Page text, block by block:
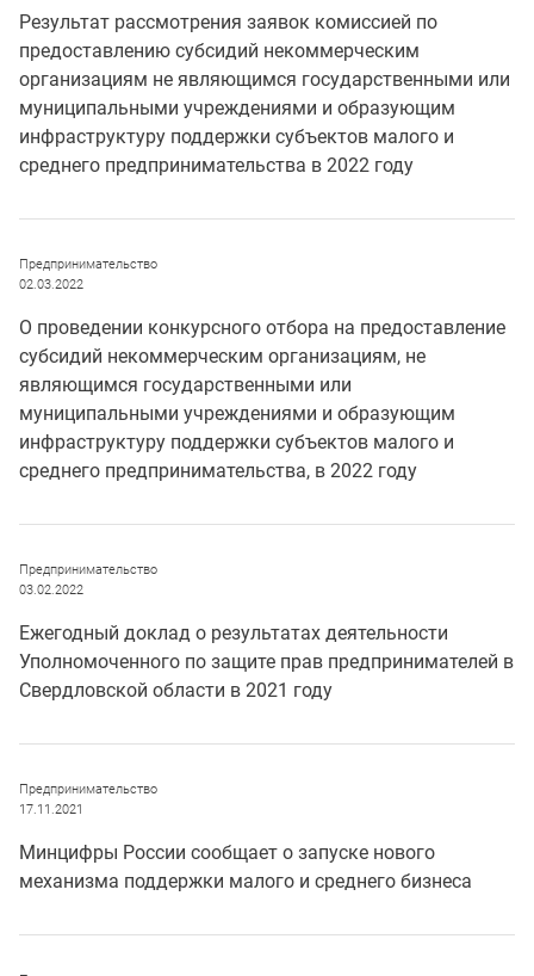
Результат рассмотрения заявок комиссией по
предоставлению субсидий некоммерческим
организациям не являющимся государственными или
муниципальными учреждениями и образующим
инфраструктуру поддержки субъектов малого и
среднего предпринимательства в 2022 году
Предпринимательство
02.03.2022
О проведении конкурсного отбора на предоставление
субсидий некоммерческим организациям, не
являющимся государственными или
муниципальными учреждениями и образующим
инфраструктуру поддержки субъектов малого и
среднего предпринимательства, в 2022 году
Предпринимательство
03.02.2022
Ежегодный доклад о результатах деятельности
Уполномоченного по защите прав предпринимателей в
Свердловской области в 2021 году
Предпринимательство
17.11.2021
Минцифры России сообщает о запуске нового
механизма поддержки малого и среднего бизнеса